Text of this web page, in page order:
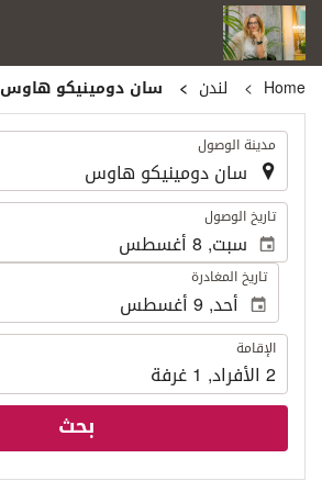
Home لندن
سان دومينيكو هاوس
. مدينة الوصول
. تاريخ الوصول
تاريخ المغادرة
الإقامة
الإقامة
2 الأفراد,
1غرفة
بحث